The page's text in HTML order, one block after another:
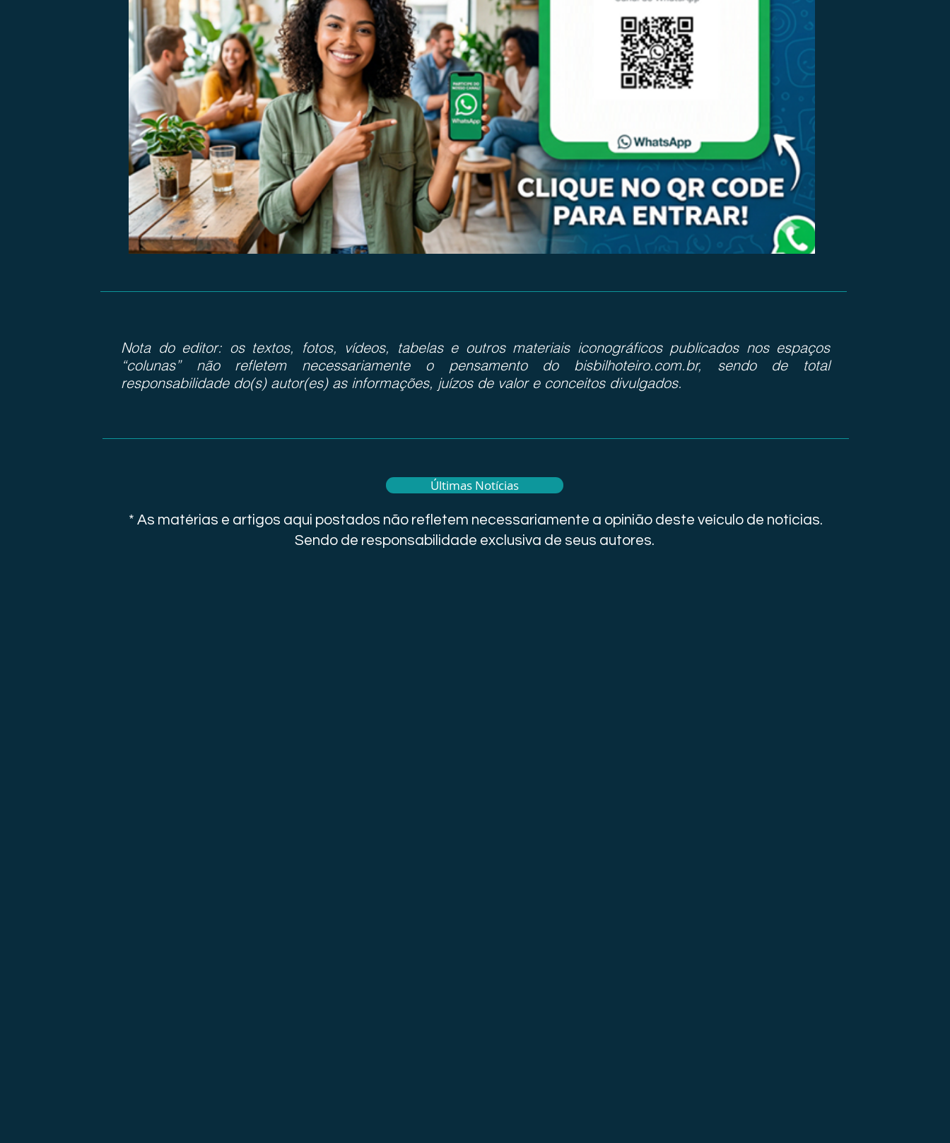
Nota do editor: os textos, fotos, vídeos, tabelas e outros materiais iconográficos publicados nos espaços
“colunas” não refletem necessariamente o pensamento do bisbilhoteiro.com.br, sendo de total
responsabilidade do(s) autor(es) as informações, juízos de valor e conceitos divulgados.
Últimas Notícias
* As matérias e artigos aqui postados não refletem necessariamente a opinião deste veículo de notícias.
Sendo de responsabilidade exclusiva de seus autores.